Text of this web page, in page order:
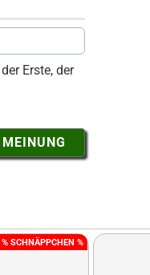
Erste, der
% SCHNÄPPCHEN %